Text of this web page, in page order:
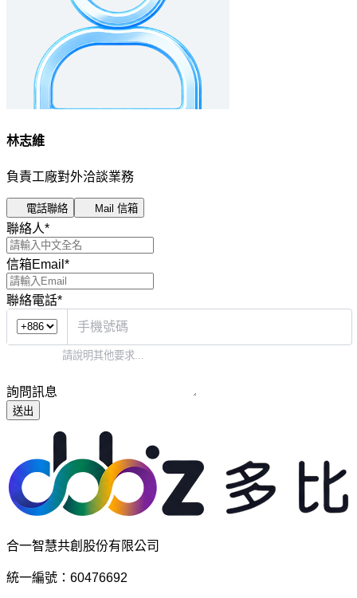
林志維
負責工廠對外洽談業務
電話聯絡 Mail 信箱
聯絡人*
信箱Email *
聯絡電話*
詢問訊息
送出
合一智慧共創股份有限公司
統一編號：60476692